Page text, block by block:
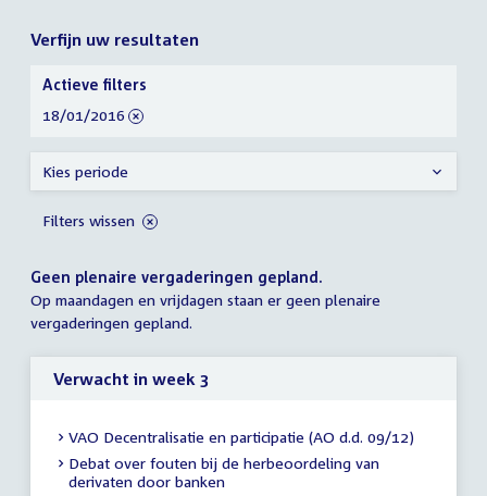
Verfijn uw resultaten
Geen plenaire vergaderingen gepland.
Op maandagen en vrijdagen staan er geen plenaire
vergaderingen gepland.
Verwacht in week 3
VAO Decentralisatie en participatie (AO d.d. 09/12)
Debat over fouten bij de herbeoordeling van
derivaten door banken
Verfijn
uw
resultaten
Actieve filters
verwijder
18/01/2016
Kies periode
Filters wissen